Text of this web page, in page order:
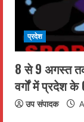
i
n
g
प्रदेश
8 से 9 अगस्त
वर्गों में प्रदेश
उप संपादक